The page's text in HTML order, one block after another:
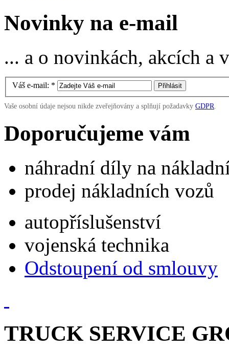
Novinky na e-mail
... a o novinkách, akcích
Váš e-mail: *
Vaše osobní údaje nejsou nikde zveřejňovány a splňují požadavky GDPR.
Doporučujeme vám
náhradní díly na
prodej nákladních vozů
autopříslušenství
vojenská technika
Odstoupení od smlouvy
TRUCK SERVICE